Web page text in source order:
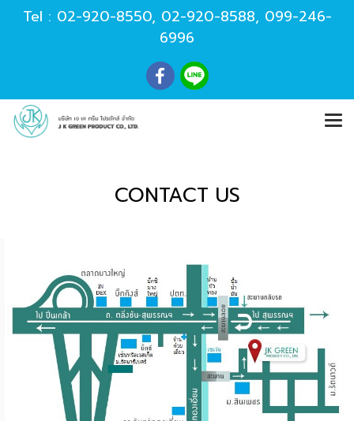
Tel : 02-920-8550, 02-920-8588, 099-246-
6996
CONTACT US